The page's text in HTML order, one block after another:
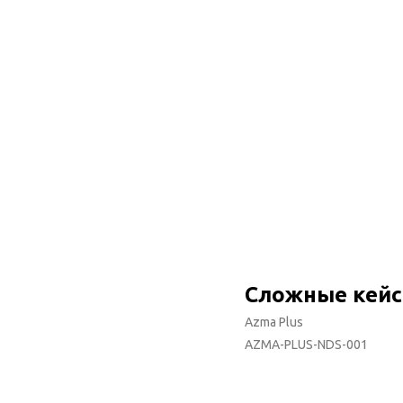
Сложные
Azma Plus
AZMA-PLUS-NDS-001